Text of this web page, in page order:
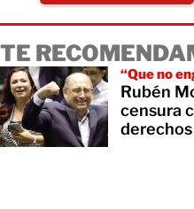
TE
“Que no
Rubén
censura